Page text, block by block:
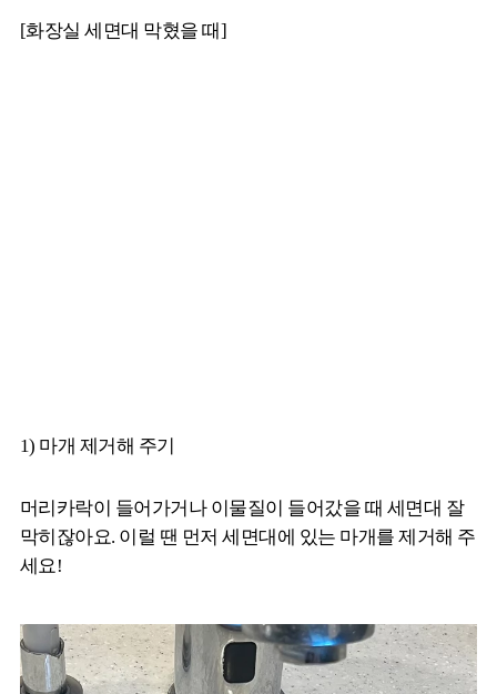
[화장실 세면대 막혔을 때]
1) 마개 제거해 주기
머리카락이 들어가거나 이물질이 들어갔을 때 세면대 잘
막히잖아요. 이럴 땐 먼저 세면대에 있는 마개를 제거해 주
세요!